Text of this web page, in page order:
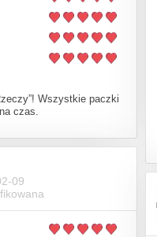
Wszystkie paczki
czas.
09